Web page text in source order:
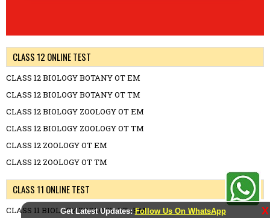
Get Latest Updates:Follow Us On WhatsApp X
CLASS 12 ONLINE TEST
CLASS 12 BIOLOGY BOTANY OT EM
CLASS 12 BIOLOGY BOTANY OT TM
CLASS 12 BIOLOGY ZOOLOGY OT EM
CLASS 12 BIOLOGY ZOOLOGY OT TM
CLASS 12 ZOOLOGY OT EM
CLASS 12 ZOOLOGY OT TM
CLASS 11 ONLINE TEST
CLASS 11 BIOLOGY ZOOLOGY OT -EM